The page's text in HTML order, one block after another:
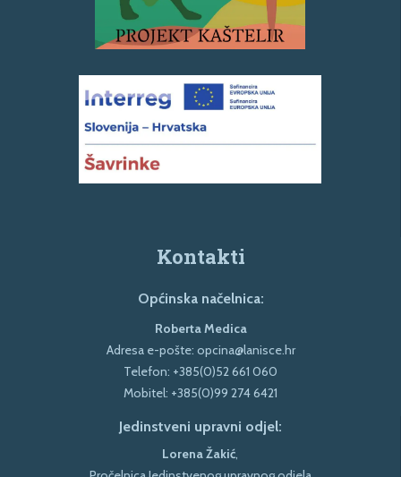
Kontakti
Općinska načelnica:
Roberta Medica
Adresa e-pošte: opcina@lanisce.hr
Telefon: +385(0)52 661 060
Mobitel: +385(0)99 274 6421
Jedinstveni upravni odjel:
Lorena Žakić,